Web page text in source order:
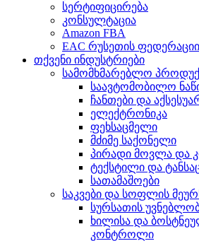
სერტიფიცირება
კონსულტაცია
Amazon FBA
EAC რუსეთის
თქვენი ინდუსტრიები
სამომხმარებლო
საავტომობილო
ჩანთები და
ელექტრონიკა
ფეხსაცმელი
მძიმე საქონელი
პირადი მოვლა და
ტექსტილი და
სათამაშოები
საკვები და სოფლის
სურსათის
ხილისა და
კონტროლი